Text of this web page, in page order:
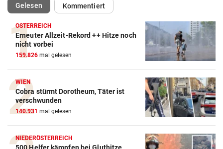
Gelesen(ausgewählt)Kommentiert
ÖSTERREICH
Erneuter Allzeit-Rekord ++ Hitze noch
nicht vorbei
159.826 mal gelesen
WIEN
Cobra stürmt Dorotheum, Täter ist
verschwunden
140.931 mal gelesen
NIEDERÖSTERREICH
500 Helfer kämpfen bei Gluthitze